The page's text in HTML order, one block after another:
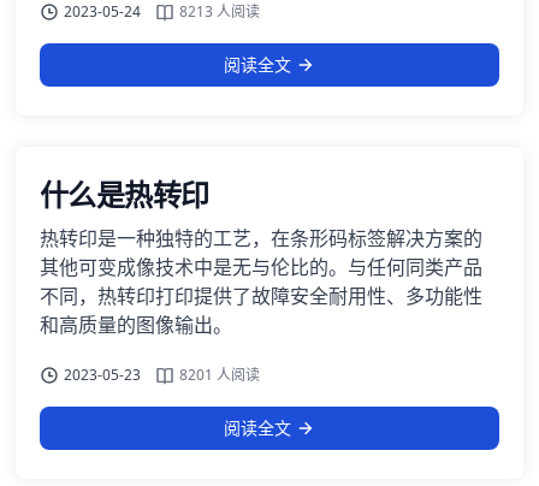
2023-05-24 8213 人阅读
阅读全文
什么是热转印
热转印是一种独特的工艺，在条形码标签解决方案的
其他可变成像技术中是无与伦比的。与任何同类产品
不同，热转印打印提供了故障安全耐用性、多功能性
和高质量的图像输出。
2023-05-23 8201 人阅读
阅读全文